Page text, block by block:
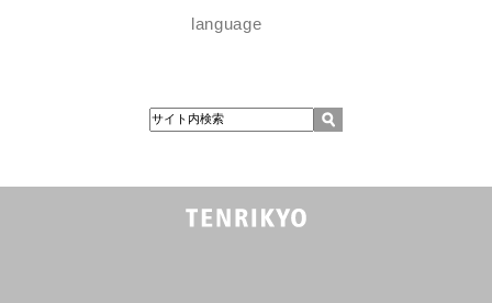
language